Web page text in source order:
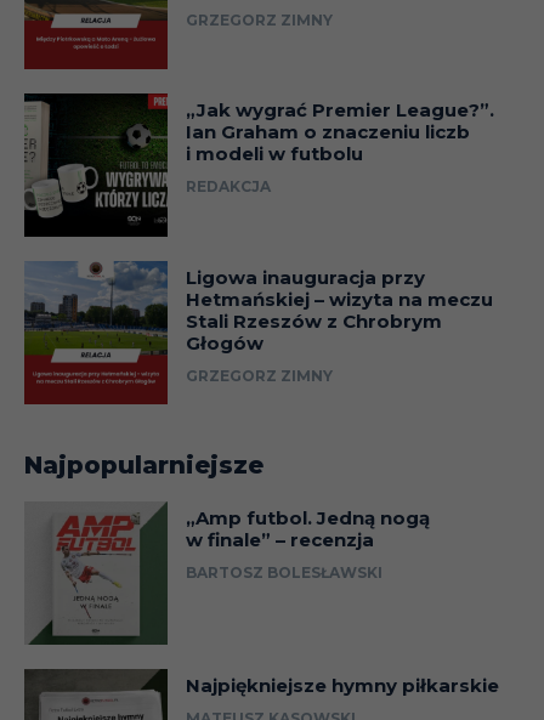
GRZEGORZ ZIMNY
„Jak wygrać Premier League?”.
Ian Graham o znaczeniu liczb
i modeli w futbolu
REDAKCJA
Ligowa inauguracja przy
Hetmańskiej – wizyta na meczu
Stali Rzeszów z Chrobrym
Głogów
GRZEGORZ ZIMNY
Najpopularniejsze
„Amp futbol. Jedną nogą
w finale” – recenzja
BARTOSZ BOLESŁAWSKI
Najpiękniejsze hymny piłkarskie